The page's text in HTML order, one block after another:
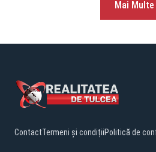
Mai Multe
ContactTermeni și condițiiPolitică de